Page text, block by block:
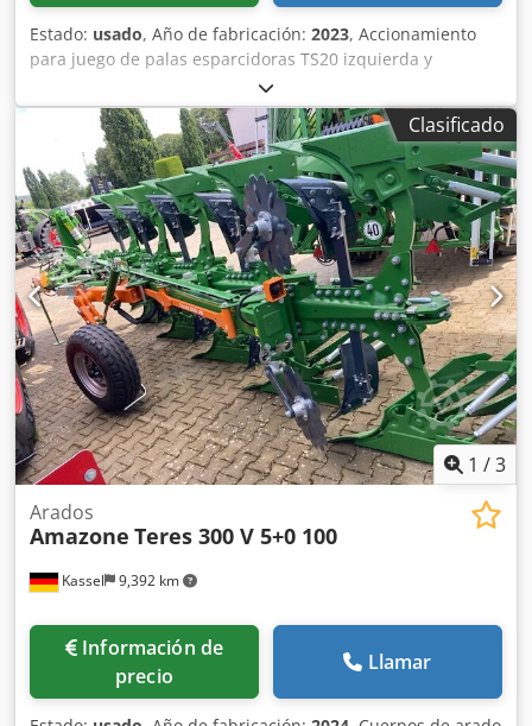
Estado: usado, Año de fabricación: 2023, Accionamiento
para juego de palas esparcidoras TS20 izquierda y
derecha, accionamiento hidráulico izquierda y derecha
con Auto TS y FlowControl, disco principal izquierda y
derecha con AutoTS, barra de protección tubular,
dispositivo de rodillo y estacionamiento abatible,
iluminación de trabajo, sensor de inclinación para sistema
de pesaje, 16 unidades EasyCheck. Crodpfx Abjt A Tzwjpof
Clasificado
1 /3
Kassel 9,392 km
Arados
Amazone Teres 300 V 5+0 100
Información de
precio
Llamar